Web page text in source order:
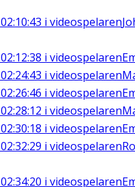
02:10:43 i videospelaren
02:12:38 i videospelaren
02:24:43 i videospelaren
02:26:46 i videospelaren
02:28:12 i videospelaren
02:30:18 i videospelaren
02:32:29 i videospelaren
02:34:20 i videospelaren